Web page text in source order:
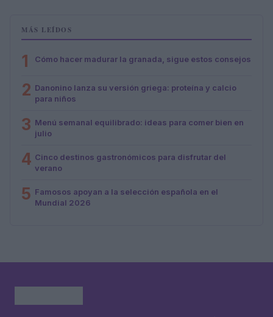
MÁS LEÍDOS
1 Cómo hacer madurar la granada, sigue estos consejos
2 Danonino lanza su versión griega: proteína y calcio
para niños
3 Menú semanal equilibrado: ideas para comer bien en
julio
4 Cinco destinos gastronómicos para disfrutar del
verano
5 Famosos apoyan a la selección española en el
Mundial 2026